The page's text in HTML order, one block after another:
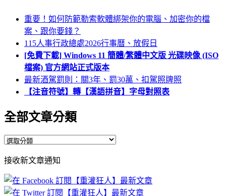
重要！如何防範勒索軟體綁架你的電腦、加密你的檔
案、跟你要錢？
115人事行政總處2026行事曆、放假日
[免費下載] Windows 11 簡體/繁體中文版 光碟映像 (ISO
檔案) 官方網站正式版本
最新酒駕罰則：關3年、罰30萬、扣駕照牌照
【注音符號】轉【漢語拼音】字母對照表
全部文章分類
全
文
章
分
接收新文章通知